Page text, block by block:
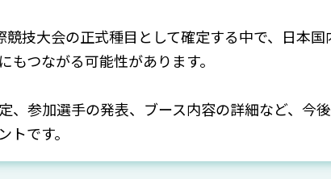
技大会の正式種目として確定する中で、日本
もつながる可能性があります。
、参加選手の発表、ブース内容の詳細など、今
です。